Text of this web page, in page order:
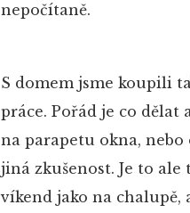
nepočítaně.
S domem jsme koupili
práce. Pořád je co dělat
na parapetu okna,
jiná zkušenost. Je to
víkend jako na